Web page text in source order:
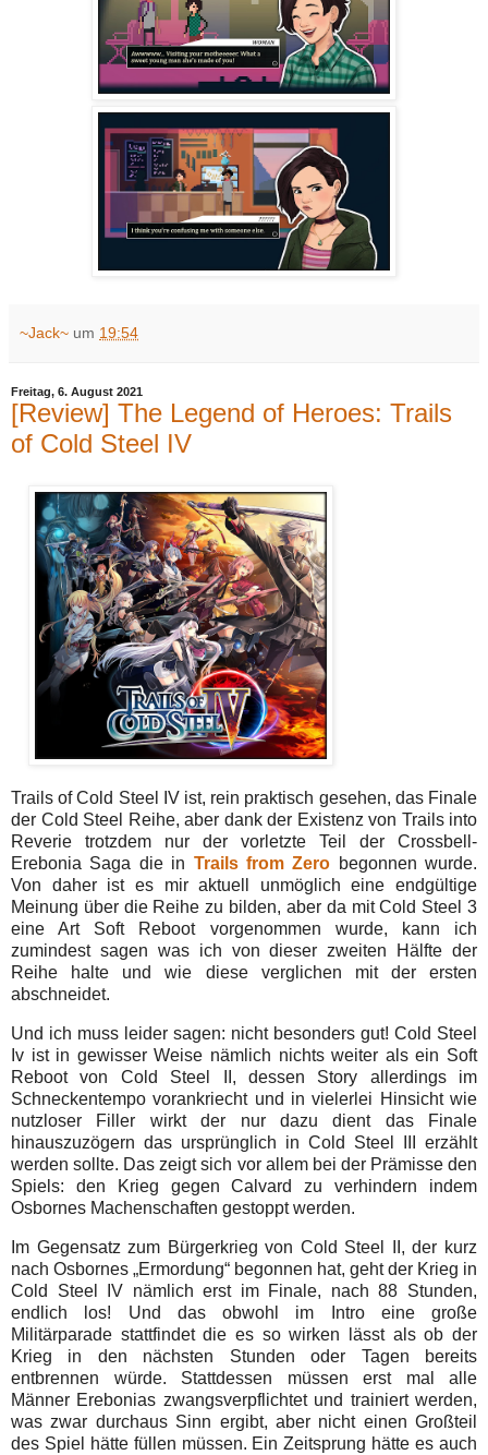
~Jack~ um 19:54
Freitag, 6. August 2021
[Review] The Legend of Heroes: Trails
of Cold Steel IV
Trails of Cold Steel IV ist, rein praktisch gesehen, das Finale
der Cold Steel Reihe, aber dank der Existenz von Trails into
Reverie trotzdem nur der vorletzte Teil der Crossbell-
Erebonia Saga die in Trails from Zero begonnen wurde.
Von daher ist es mir aktuell unmöglich eine endgültige
Meinung über die Reihe zu bilden, aber da mit Cold Steel 3
eine Art Soft Reboot vorgenommen wurde, kann ich
zumindest sagen was ich von dieser zweiten Hälfte der
Reihe halte und wie diese verglichen mit der ersten
abschneidet.
Und ich muss leider sagen: nicht besonders gut! Cold Steel
Iv ist in gewisser Weise nämlich nichts weiter als ein Soft
Reboot von Cold Steel II, dessen Story allerdings im
Schneckentempo vorankriecht und in vielerlei Hinsicht wie
nutzloser Filler wirkt der nur dazu dient das Finale
hinauszuzögern das ursprünglich in Cold Steel III erzählt
werden sollte. Das zeigt sich vor allem bei der Prämisse den
Spiels: den Krieg gegen Calvard zu verhindern indem
Osbornes Machenschaften gestoppt werden.
Im Gegensatz zum Bürgerkrieg von Cold Steel II, der kurz
nach Osbornes „Ermordung“ begonnen hat, geht der Krieg in
Cold Steel IV nämlich erst im Finale, nach 88 Stunden,
endlich los! Und das obwohl im Intro eine große
Militärparade stattfindet die es so wirken lässt als ob der
Krieg in den nächsten Stunden oder Tagen bereits
entbrennen würde. Stattdessen müssen erst mal alle
Männer Erebonias zwangsverpflichtet und trainiert werden,
was zwar durchaus Sinn ergibt, aber nicht einen Großteil
des Spiel hätte füllen müssen. Ein Zeitsprung hätte es auch